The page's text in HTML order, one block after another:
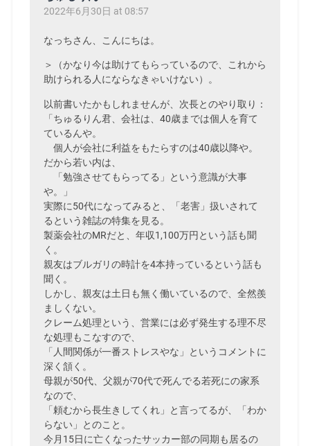
2022年6月30日 at 08:57
なっちさん、こんにちは。
＞（かなり今は助けてもらっているので、これから
助けられる人にならなきゃいけない）。
以前書いたかもしれませんが、次長とのやり取り：
「ちゅるりん君、会社は、40歳までは個人を育て
ているんや。
個人が会社に利益をもたらすのは40歳以降や。
だから若い内は、
「勉強させてもらってる」という意識が大事
や。」
実際に50代になってみると、「老害」扱いされて
るという雑誌の特集を見る。
製薬会社のMRだと、年収1,100万円という話も聞
く。
親友はブルガリの時計を4本持っているという話も
聞く。
しかし、親友は土日も無く働いているので、全然羨
ましくない。
クレーム処理という、営業には必ず発生する理不尽
な処理もこなすので、
「人間関係が一番ストレスやな」というコメントに
深く頷く。
母親が50代、父親が70代で死んでる若死にの家系
なので、
「頼むから長生きしてくれ」と言ってるが、「わか
らない」とのこと。
今月15日に亡くなったサッカー部の同期も居るの